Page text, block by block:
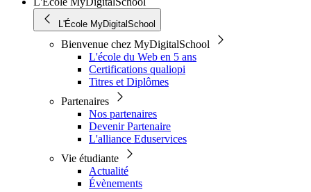
L'École MyDigitalSchool
Bienvenue chez MyDigitalSchool
L'école du Web en 5 ans
Certifications qualiopi
Titres et Diplômes
Partenaires
Nos partenaires
Devenir Partenaire
L'alliance Eduservices
Vie étudiante
Actualité
Évènements